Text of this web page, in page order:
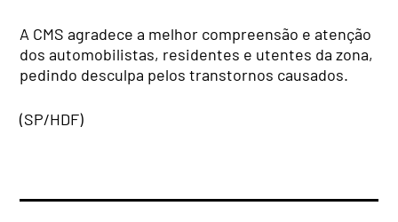
A CMS agradece a melhor compreensão e atenção
dos automobilistas, residentes e utentes da zona,
pedindo desculpa pelos transtornos causados.
(SP/HDF)